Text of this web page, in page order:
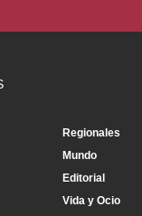
Regionales
Mundo
Editorial
Vida y Ocio